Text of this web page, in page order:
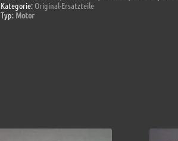
Menge
Kategorie: Original-Ersatzteile
Typ: Motor